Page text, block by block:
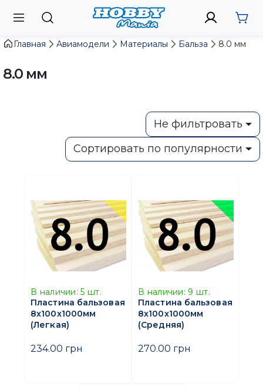
Главная Авиамодели Материалы Бальза 8.0 мм
8.0 мм
Не фильтровать
Сортировать по популярности
В наличии: 5 шт.
Пластина бальзовая
8x100x1000мм
(Легкая)
234.00 грн
В наличии: 9 шт.
Пластина бальзовая
8x100x1000мм
(Средняя)
270.00 грн